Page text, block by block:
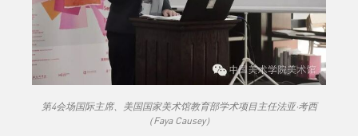
第4会场国际主席、美国国家美术馆教育部学术项目主任法亚·考西
（Faya Causey）